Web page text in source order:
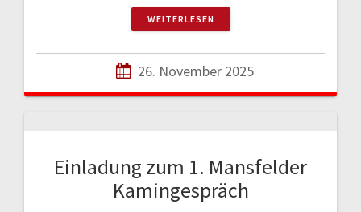
WEITERLESEN
26. November 2025
Einladung zum 1. Mansfelder
Kamingespräch